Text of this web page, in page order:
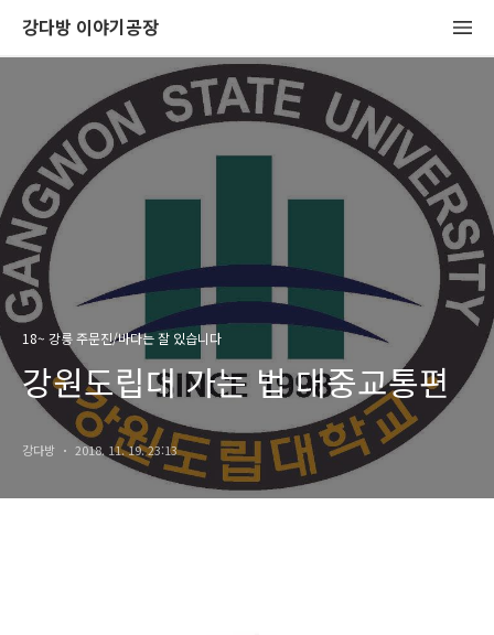
강다방 이야기공장
18~ 강릉 주문진/바다는 잘 있습니다
강원도립대 가는 법 대중교통편
강다방 2018. 11. 19. 23:13